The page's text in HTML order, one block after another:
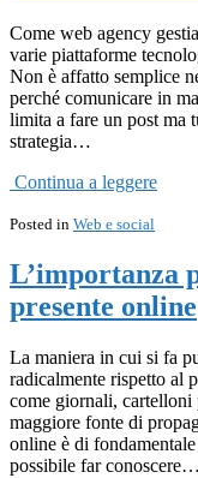
Come web agency
varie piattaforme
Non è affatto semplice
perché comunicare in
limita a fare un post ma
strategia…
Continua a leggere
Posted in Web e social
L’importanza
presente online
La maniera in cui si fa
radicalmente rispetto al
come giornali, cartelloni
maggiore fonte di
online è di
possibile far conoscere…